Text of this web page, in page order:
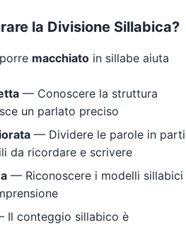
la Divisione Sillabica?
macchiato in sillabe aiuta
— Conoscere la struttura
un parlato preciso
— Dividere le parole in parti
da ricordare e scrivere
— Riconoscere i modelli sillabici
Il conteggio sillabico è